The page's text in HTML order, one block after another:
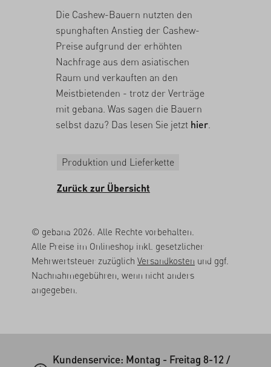
Die Cashew-Bauern nutzten den
spunghaften Anstieg der Cashew-
Preise aufgrund der erhöhten
Nachfrage aus dem asiatischen
Raum und verkauften an den
Meistbietenden - trotz der Verträge
mit gebana. Was sagen die Bauern
selbst dazu? Das lesen Sie jetzt hier.
Produktion und Lieferkette
Zurück zur Übersicht
© gebana 2026. Alle Rechte vorbehalten.
Alle Preise im Onlineshop inkl. gesetzlicher
Mehrwertsteuer zuzüglich Versandkosten und ggf.
Nachnahmegebühren, wenn nicht anders
angegeben.
Kundenservice: Montag - Freitag 8-12 /